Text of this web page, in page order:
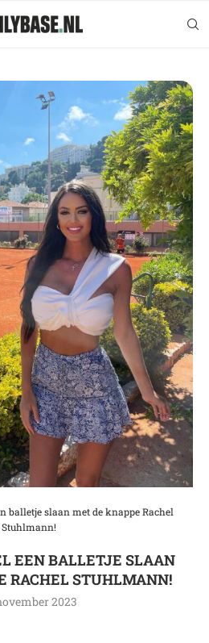
balletje slaan met de knappe Rachel
Stuhlmann!
EEN BALLETJE SLAAN
RACHEL STUHLMANN!
2023